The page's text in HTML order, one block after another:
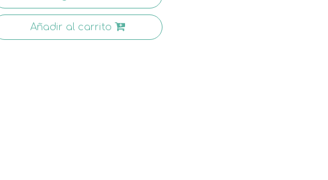
Añadir al carrito